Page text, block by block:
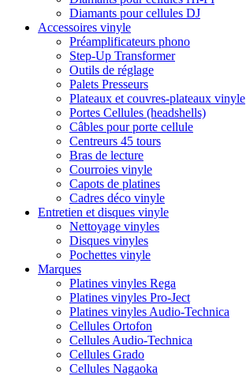
Diamants pour cellules DJ
Accessoires vinyle
Préamplificateurs phono
Step-Up Transformer
Outils de réglage
Palets Presseurs
Plateaux et couvres-plateaux vinyle
Portes Cellules (headshells)
Câbles pour porte cellule
Centreurs 45 tours
Bras de lecture
Courroies vinyle
Capots de platines
Cadres déco vinyle
Entretien et disques vinyle
Nettoyage vinyles
Disques vinyles
Pochettes vinyle
Marques
Platines vinyles Rega
Platines vinyles Pro-Ject
Platines vinyles Audio-Technica
Cellules Ortofon
Cellules Audio-Technica
Cellules Grado
Cellules Nagaoka